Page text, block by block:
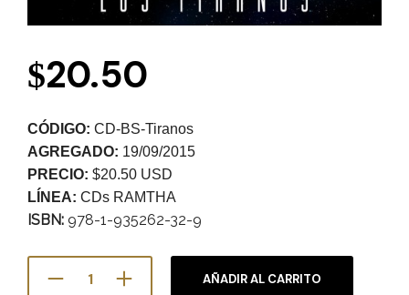
$20.50
CÓDIGO: CD-BS-Tiranos
AGREGADO: 19/09/2015
PRECIO: $20.50 USD
LÍNEA: CDs RAMTHA
ISBN: 978-1-935262-32-9
AÑADIR AL CARRITO